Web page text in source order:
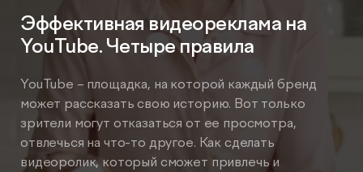
Эффективная видеореклама на
YouTube. Четыре правила
YouTube – площадка, на которой каждый бренд
может рассказать свою историю. Вот только
зрители могут отказаться от ее просмотра,
отвлечься на что-то другое. Как сделать
видеоролик, который сможет привлечь и